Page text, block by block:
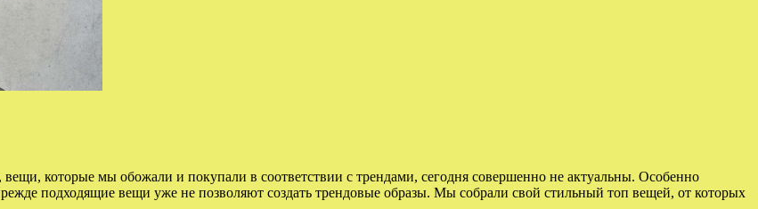
которые мы обожали и покупали в соответствии с трендами, сегодня совершенно не актуальны. Особенно
подходящие вещи уже не позволяют создать трендовые образы. Мы собрали свой стильный топ вещей, от которых